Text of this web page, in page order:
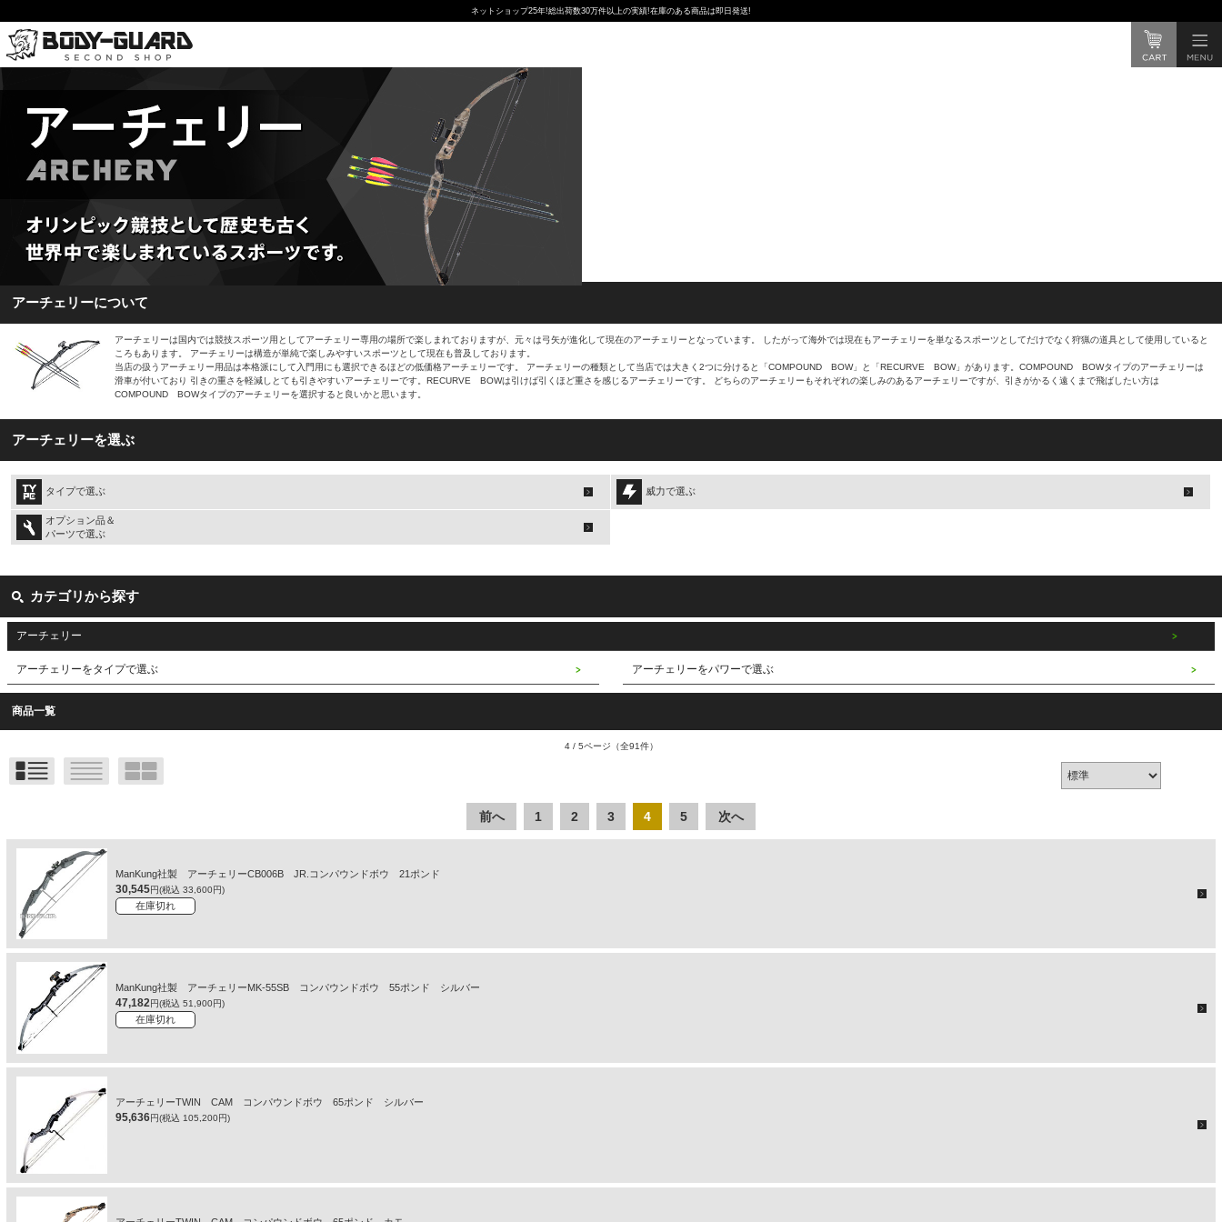
ネットショップ25年!総出荷数30万件以上の実績!在庫のある商品は即日発送!
アーチェリーについて
アーチェリーは国内では競技スポーツ用としてアーチェリー専用の場所で楽しまれておりますが、元々は弓矢が進化して現在のアーチェリーとなっています。 したがって海外では現在もアーチェリーを単なるスポーツとしてだけでなく狩猟の道具として使用していると
ころもあります。 アーチェリーは構造が単純で楽しみやすいスポーツとして現在も普及しております。
当店の扱うアーチェリー用品は本格派にして入門用にも選択できるほどの低価格アーチェリーです。 アーチェリーの種類として当店では大きく2つに分けると「COMPOUND BOW」と「RECURVE BOW」があります。COMPOUND BOWタイプのアーチェリーは
滑車が付いており 引きの重さを軽減しとても引きやすいアーチェリーです。RECURVE BOWは引けば引くほど重さを感じるアーチェリーです。 どちらのアーチェリーもそれぞれの楽しみのあるアーチェリーですが、引きがかるく遠くまで飛ばしたい方は
COMPOUND BOWタイプのアーチェリーを選択すると良いかと思います。
アーチェリーを選ぶ
タイプで選ぶ 威力で選ぶ
オプション品＆
パーツで選ぶ
カテゴリから探す
アーチェリー
アーチェリーをタイプで選ぶ アーチェリーをパワーで選ぶ
商品一覧
4 / 5ページ （全91件）
前へ 1 2 3 4 5 次へ
ManKung社製 アーチェリーCB006B JR.コンパウンドボウ 21ポンド
30,545円(税込 33,600円)
在庫切れ
ManKung社製 アーチェリーMK-55SB コンパウンドボウ 55ポンド シルバー
47,182円(税込 51,900円)
在庫切れ
アーチェリーTWIN CAM コンパウンドボウ 65ポンド シルバー
95,636円(税込 105,200円)